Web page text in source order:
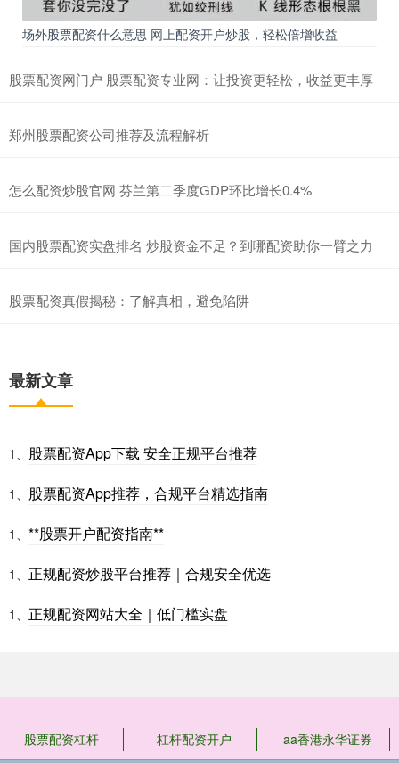
场外股票配资什么意思 网上配资开户炒股，轻松倍增收益
股票配资网门户 股票配资专业网：让投资更轻松，收益更丰厚
郑州股票配资公司推荐及流程解析
怎么配资炒股官网 芬兰第二季度GDP环比增长0.4%
国内股票配资实盘排名 炒股资金不足？到哪配资助你一臂之力
股票配资真假揭秘：了解真相，避免陷阱
最新文章
1、 股票配资App下载 安全正规平台推荐
1、 股票配资App推荐，合规平台精选指南
1、 **股票开户配资指南**
1、 正规配资炒股平台推荐｜合规安全优选
1、 正规配资网站大全｜低门槛实盘
股票配资杠杆 杠杆配资开户 aa香港永华证券